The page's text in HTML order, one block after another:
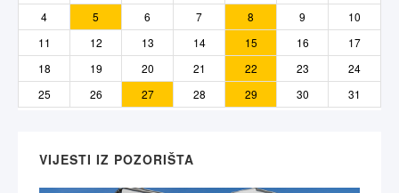
4
5 6 7 8 9
10
11
12 13 14 15 16
17
18
19 20 21 22 23
24
25
26 27 28 29 30 31
VIJESTI IZ POZORIŠTA